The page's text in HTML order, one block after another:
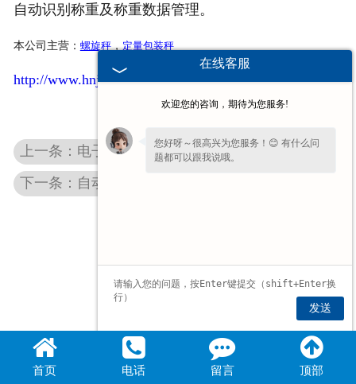
自动识别称重及称重数据管理。
本公司主营： 螺旋秤，定量包装秤
http://www.hnjhcz.com/
下一条：自动称重管理系统功能简述
首页 电话 留言 顶部
在线客服
欢迎您的咨询，期待为您服务!
您好呀～很高兴为您服务！😊 有什么问
题都可以跟我说哦。
发送